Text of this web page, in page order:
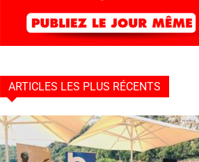
ARTICLES LES PLUS RÉCENTS